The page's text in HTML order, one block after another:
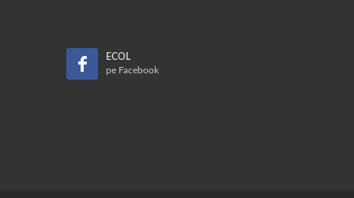
ECOL
pe Facebook